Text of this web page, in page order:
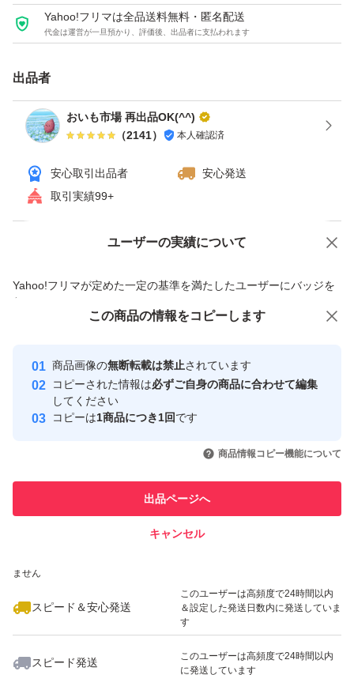
Yahoo!フリマは全品送料無料・匿名配送
代金は運営が一旦預かり、評価後、出品者に支払われます
出品者
おいも市場 再出品OK(^^)
（2141） 本人確認済
安心取引出品者
安心発送
取引実績99+
ユーザーの実績について
Yahoo!フリマが定めた一定の基準を満たしたユーザーにバッジを
付与しています
安心取引出品者
心・安全なユーザーです
取引実績
引を完了させた実績があります
での取引実績があります
ません
スピード＆安心発送
このユーザーは高頻度で24時間以内
＆設定した発送日数内に発送していま
す
スピード発送
このユーザーは高頻度で24時間以内
に発送しています
価格の相談 商品への質問
この商品の情報をコピーします
商品画像の無断転載は禁止されています
コピーされた情報は必ずご自身の商品に合わせて編集
してください
コピーは1商品につき1回です
商品情報コピー機能について
出品ページへ
キャンセル
この商品をみている人にオススメ